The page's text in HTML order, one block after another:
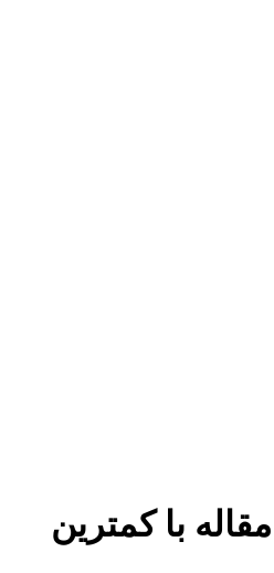
با کمترین